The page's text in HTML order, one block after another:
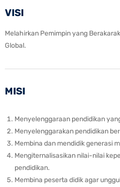
VISI
Melahirkan Pemimpin yang
Global.
MISI
Menyelenggaraan pendidikan
Menyelenggarakan pendidikan
Membina dan mendidik generasi
Mengiternalisasikan nilai-nilai
pendidikan.
Membina peserta didik agar